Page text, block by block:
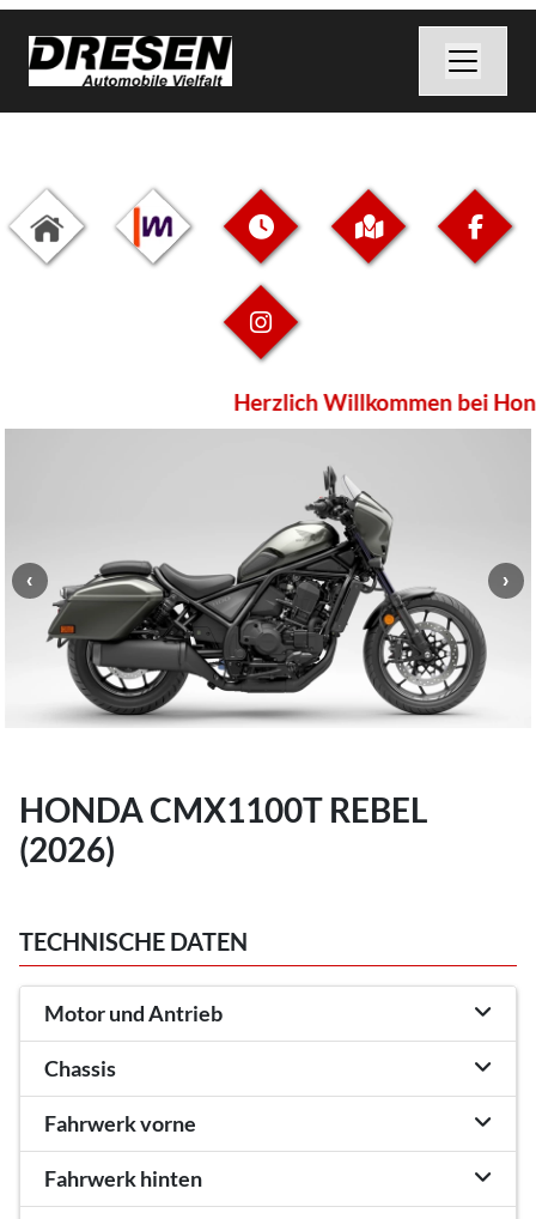
Herzlich Willkommen bei
HONDA CMX1100T REBEL
(2026)
TECHNISCHE DATEN
Motor und Antrieb
Chassis
Fahrwerk vorne
Fahrwerk hinten